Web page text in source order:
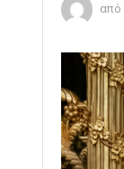
από